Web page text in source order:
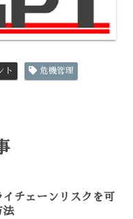
ト 危機管理
イチェーンリスクを可
法